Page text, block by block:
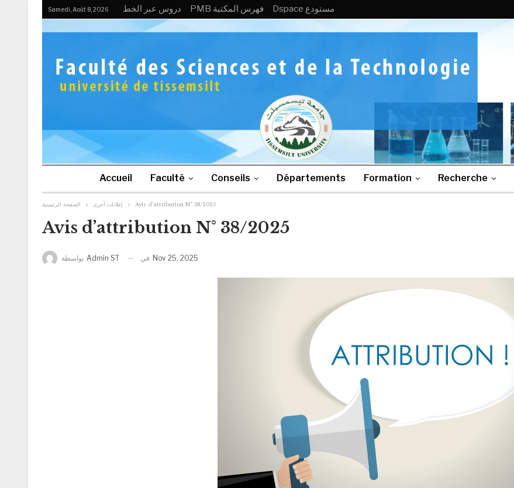
Samedi, Août 8, 2026 دروس عبر الخط PMB فهرس المكتبة Dspace مستودع
Accueil Faculté Conseils Départements Formation Recherche
الصفحة الرئيسية إعلانات أخرى Avis d’attribution N° 38/2025
Avis d’attribution N° 38/2025
Admin ST Nov 25, 2025